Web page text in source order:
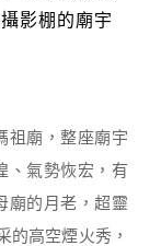
影棚的廟宇
祖廟，整座廟宇
、氣勢恢宏，有
廟的月老，超靈
的高空煙火秀，